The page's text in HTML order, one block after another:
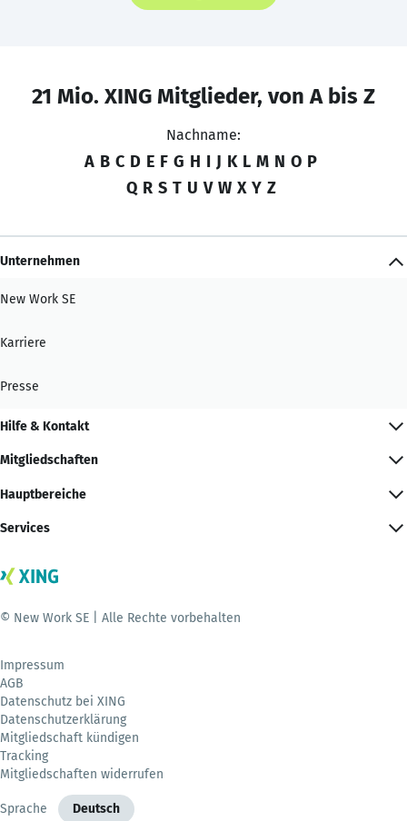
21 Mio. XING Mitglieder, von A bis Z
Nachname:
A B C D E F G H I J K L M N O P
Q R S T U V W X Y Z
Unternehmen
New Work SE
Karriere
Presse
Hilfe & Kontakt
Mitgliedschaften
Hauptbereiche
Services
© New Work SE | Alle Rechte vorbehalten
Impressum
AGB
Datenschutz bei XING
Datenschutzerklärung
Mitgliedschaft kündigen
Tracking
Mitgliedschaften widerrufen
Sprache Deutsch